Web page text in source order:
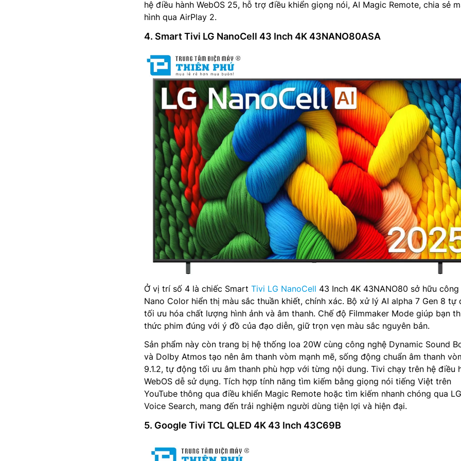
hệ điều hành WebOS 25, hỗ trợ điều khiển giọng nói, AI Magic Remote, chia sẻ
hình qua AirPlay 2.
4. Smart Tivi LG NanoCell 43 Inch 4K 43NANO80ASA
Ở vị trí số 4 là chiếc Smart Tivi LG NanoCell 43 Inch 4K 43NANO80 sở hữu công
Nano Color hiển thị màu sắc thuần khiết, chính xác. Bộ xử lý AI alpha 7 Gen 8 tự
tối ưu hóa chất lượng hình ảnh và âm thanh. Chế độ Filmmaker Mode giúp bạn
thức phim đúng với ý đồ của đạo diễn, giữ trọn vẹn màu sắc nguyên bản.
Sản phẩm này còn trang bị hệ thống loa 20W cùng công nghệ Dynamic Sound
và Dolby Atmos tạo nên âm thanh vòm mạnh mẽ, sống động chuẩn âm thanh
9.1.2, tự động tối ưu âm thanh phù hợp với từng nội dung. Tivi chạy trên hệ điều
WebOS dễ sử dụng. Tích hợp tính năng tìm kiếm bằng giọng nói tiếng Việt trên
YouTube thông qua điều khiển Magic Remote hoặc tìm kiếm nhanh chóng qua LG
Voice Search, mang đến trải nghiệm người dùng tiện lợi và hiện đại.
5. Google Tivi TCL QLED 4K 43 Inch 43C69B